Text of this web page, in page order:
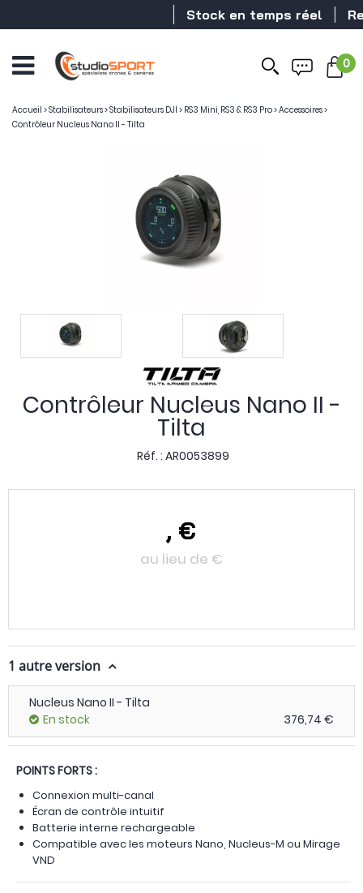
Stock en temps réel
0
Accueil >Stabilisateurs>Stabilisateurs DJI > RS3 Mini, RS3 & RS3 Pro>Accessoires>
Contrôleur Nucleus Nano II - Tilta
Contrôleur Nucleus Nano II -
Tilta
Réf. : AR0053899
, €
au lieu de €
1 autre version
Nucleus Nano II - Tilta
En stock
376,74 €
POINTS FORTS :
Connexion multi-canal
Écran de contrôle intuitif
Batterie interne rechargeable
Compatible avec les moteurs Nano, Nucleus-M ou Mirage
VND